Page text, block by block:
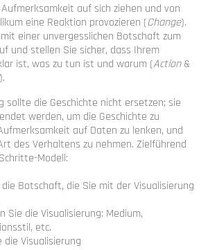
auf sich ziehen und von
eine Reaktion provozieren (Change).
einer unvergesslichen Botschaft zum
und stellen Sie sicher, dass Ihrem
ist, was zu tun ist und warum (Action&
).
sollte die Geschichte nicht ersetzen; sie
werden, um die Geschichte zu
auf Daten zu lenken, und
des Verhaltens zu nehmen. Zielführend
Modell:
die Botschaft, die Sie mit der Visualisierung
Sie die Visualisierung: Medium,
etc.
die Visualisierung